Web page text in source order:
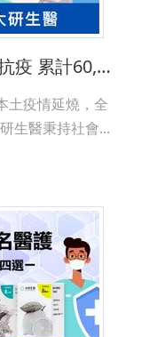
大研生醫再挺醫護 齊心抗疫 累計60,000份保健品送一線醫護
土疫情延燒，全
生醫秉持社會...